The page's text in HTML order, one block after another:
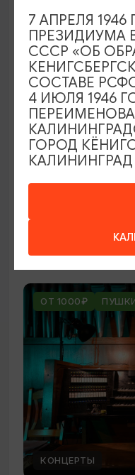
ВЫСТАВКИ
Оставленный
Светлогорск, Арт-
ОТ 1000₽
КОНЦЕРТЫ
7 АПРЕЛЯ
ПРЕЗИДИУМА
СССР «ОБ
СОСТАВЕ
4 ИЮЛЯ 1946
ГОРОД
КАЛИНИНГРАД